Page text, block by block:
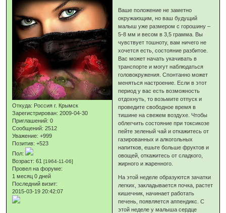
Откуда: Россия г. Крымск
Зарегистрирован: 2009-04-30
Приглашений: 0
Сообщений: 2512
Уважение: +999
Позитив: +523
Пол:
Возраст: 61[1964-11-06]
Провел на форуме:
1 месяц 0 дней
Последний визит:
2015-03-19 20:42:07
Ваше положение не заметно
окружающим, но ваш будущий
малыш уже размером с горошину –
5-8 мм и весом в 3,5 грамма. Вы
чувствует тошноту, вам ничего не
хочется есть, состояние разбитое.
Вас может начать укачивать в
транспорте и могут наблюдаться
головокружения. Спонтанно может
меняться настроение. Если в этот
период у вас есть возможность
отдохнуть, то возьмите отпуск и
проведите свободное время в
тишине на свежем воздухе. Чтобы
облегчить состояние при токсикозе
пейте зеленый чай и откажитесь от
газированных и алкогольных
напитков, ешьте больше фруктов и
овощей, откажитесь от сладкого,
жирного и жаренного.
На этой неделе образуются зачатки
легких, закладывается почка, растет
кишечник, начинает работать
печень, появляется аппендикс. С
этой неделе у малыша сердце